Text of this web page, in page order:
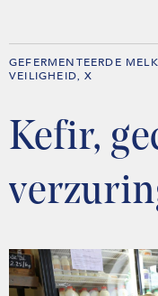
GEFERMENTEERDE
VEILIGHEID ,X
Kefir,